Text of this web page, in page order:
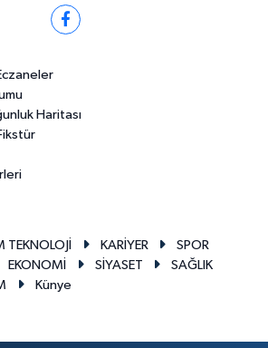
Haritası
TEKNOLOJİ KARİYER
SPOR
EKONOMİ SİYASET
SAĞLIK
Künye